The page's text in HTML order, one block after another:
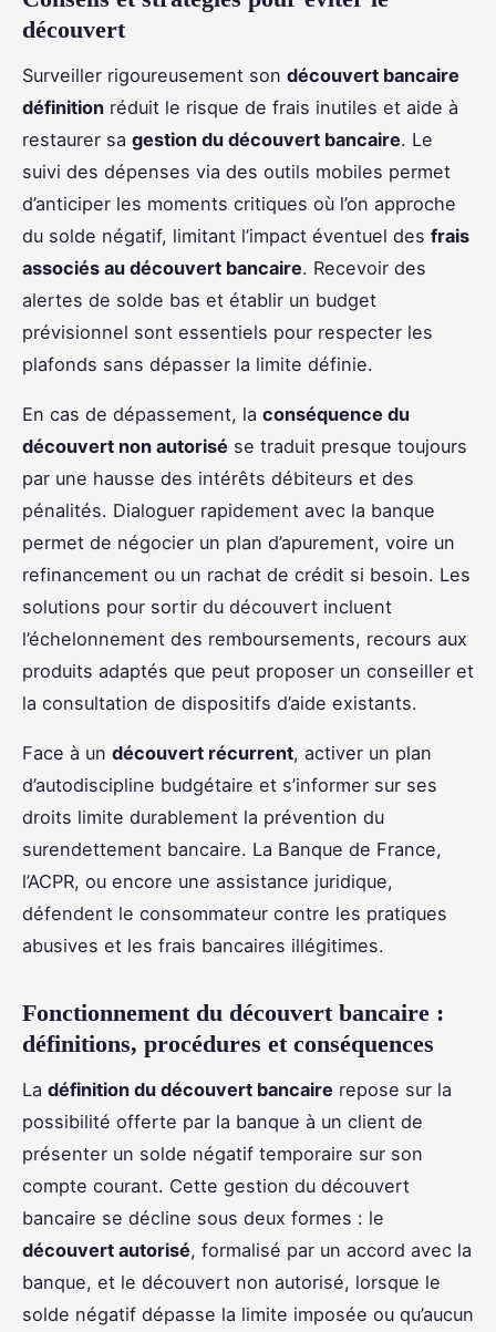
découvert
Surveiller rigoureusement son découvert bancaire
définition réduit le risque de frais inutiles et aide à
restaurer sa gestion du découvert bancaire. Le
suivi des dépenses via des outils mobiles permet
d’anticiper les moments critiques où l’on approche
du solde négatif, limitant l’impact éventuel des frais
associés au découvert bancaire. Recevoir des
alertes de solde bas et établir un budget
prévisionnel sont essentiels pour respecter les
plafonds sans dépasser la limite définie.
En cas de dépassement, la conséquence du
découvert non autorisé se traduit presque toujours
par une hausse des intérêts débiteurs et des
pénalités. Dialoguer rapidement avec la banque
permet de négocier un plan d’apurement, voire un
refinancement ou un rachat de crédit si besoin. Les
solutions pour sortir du découvert incluent
l’échelonnement des remboursements, recours aux
produits adaptés que peut proposer un conseiller et
la consultation de dispositifs d’aide existants.
Face à un découvert récurrent, activer un plan
d’autodiscipline budgétaire et s’informer sur ses
droits limite durablement la prévention du
surendettement bancaire. La Banque de France,
l’ACPR, ou encore une assistance juridique,
défendent le consommateur contre les pratiques
abusives et les frais bancaires illégitimes.
Fonctionnement du découvert bancaire :
définitions, procédures et conséquences
La définition du découvert bancaire repose sur la
possibilité offerte par la banque à un client de
présenter un solde négatif temporaire sur son
compte courant. Cette gestion du découvert
bancaire se décline sous deux formes : le
découvert autorisé, formalisé par un accord avec la
banque, et le découvert non autorisé, lorsque le
solde négatif dépasse la limite imposée ou qu’aucun